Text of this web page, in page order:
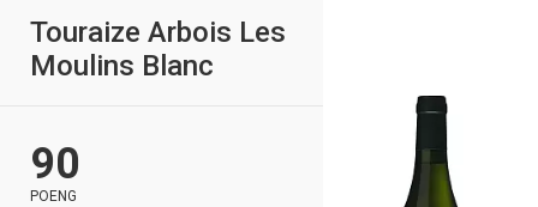
Touraize Arbois Les
Moulins Blanc
90
POENG